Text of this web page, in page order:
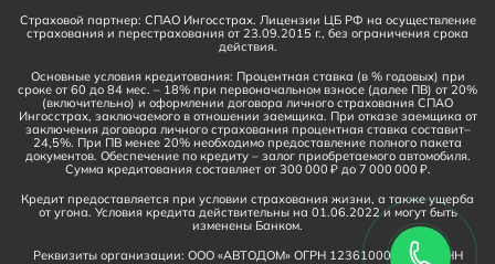
Страховой партнер: СПАО Ингосстрах. Лицензии ЦБ РФ на осуществление
страхования и перестрахования от 23.09.2015 г., без ограничения срока
действия.
Основные условия кредитования: Процентная ставка (в % годовых) при
сроке от 60 до 84 мес. – 18% при первоначальном взносе (далее ПВ) от 20%
(включительно) и оформлении договора личного страхования СПАО
Ингосстрах, заключаемого в отношении заемщика. При отказе заемщика от
заключения договора личного страхования процентная ставка составит–
24,5%. При ПВ менее 20% необходимо предоставление полного пакета
документов. Обеспечение по кредиту – залог приобретаемого автомобиля.
Сумма кредитования составляет от 300 000 ₽ до 7 000 000 ₽.
Кредит предоставляется при условии страхования жизни, а также ущерба
от угона. Условия кредита действительны на 01.06.2022 и могут быть
изменены Банком.
Реквизиты организации: ООО «АВТОДОМ» ОГРН 1236100016910, ИНН